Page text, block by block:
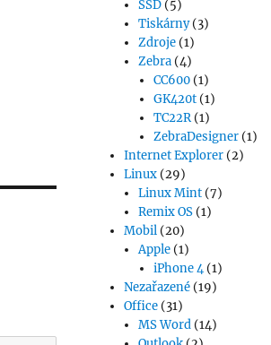
SSD (5)
Tiskárny(3)
Zdroje (1)
Zebra (4)
CC600(1)
GK420t(1)
TC22R(1)
ZebraDesigner(1)
Internet Explorer (2)
Linux (29)
Linux Mint (7)
Remix OS (1)
Mobil (20)
Apple (1)
iPhone 4(1)
Nezařazené (19)
Office (31)
MS Word (14)